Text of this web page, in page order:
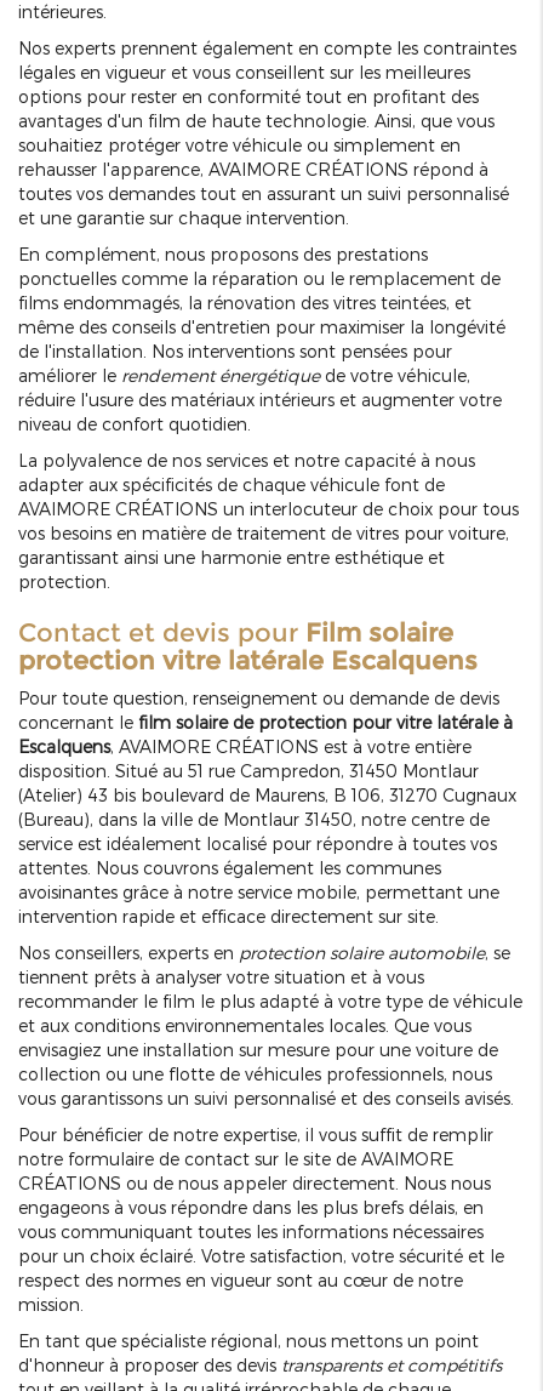
intérieures.
Nos experts prennent également en compte les contraintes
légales en vigueur et vous conseillent sur les meilleures
options pour rester en conformité tout en profitant des
avantages d'un film de haute technologie. Ainsi, que vous
souhaitiez protéger votre véhicule ou simplement en
rehausser l'apparence, AVAIMORE CRÉATIONS répond à
toutes vos demandes tout en assurant un suivi personnalisé
et une garantie sur chaque intervention.
En complément, nous proposons des prestations
ponctuelles comme la réparation ou le remplacement de
films endommagés, la rénovation des vitres teintées, et
même des conseils d'entretien pour maximiser la longévité
de l'installation. Nos interventions sont pensées pour
améliorer le rendement énergétiquede votre véhicule,
réduire l'usure des matériaux intérieurs et augmenter votre
niveau de confort quotidien.
La polyvalence de nos services et notre capacité à nous
adapter aux spécificités de chaque véhicule font de
AVAIMORE CRÉATIONS un interlocuteur de choix pour tous
vos besoins en matière de traitement de vitres pour voiture,
garantissant ainsi une harmonie entre esthétique et
protection.
Contact et devis pour Film solaire
protection vitre latérale Escalquens
Pour toute question, renseignement ou demande de devis
concernant le film solaire de protection pour vitre latérale à
Escalquens, AVAIMORE CRÉATIONS est à votre entière
disposition. Situé au 51 rue Campredon, 31450 Montlaur
(Atelier) 43 bis boulevard de Maurens, B 106, 31270 Cugnaux
(Bureau), dans la ville de Montlaur 31450, notre centre de
service est idéalement localisé pour répondre à toutes vos
attentes. Nous couvrons également les communes
avoisinantes grâce à notre service mobile, permettant une
intervention rapide et efficace directement sur site.
Nos conseillers, experts en protection solaire automobile, se
tiennent prêts à analyser votre situation et à vous
recommander le film le plus adapté à votre type de véhicule
et aux conditions environnementales locales. Que vous
envisagiez une installation sur mesure pour une voiture de
collection ou une flotte de véhicules professionnels, nous
vous garantissons un suivi personnalisé et des conseils avisés.
Pour bénéficier de notre expertise, il vous suffit de remplir
notre formulaire de contact sur le site de AVAIMORE
CRÉATIONS ou de nous appeler directement. Nous nous
engageons à vous répondre dans les plus brefs délais, en
vous communiquant toutes les informations nécessaires
pour un choix éclairé. Votre satisfaction, votre sécurité et le
respect des normes en vigueur sont au cœur de notre
mission.
En tant que spécialiste régional, nous mettons un point
d'honneur à proposer des devis transparents et compétitifs